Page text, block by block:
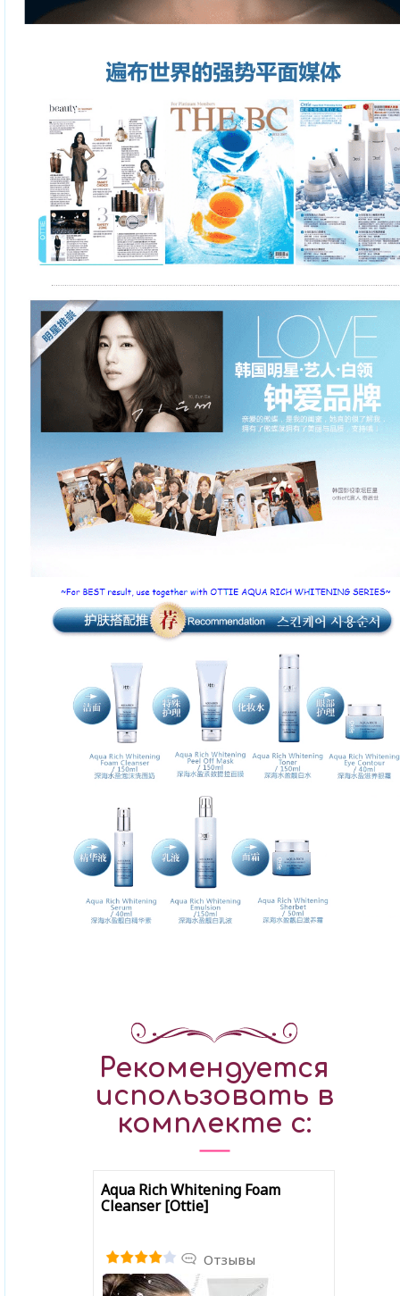
Рекомендуется
использовать в
комплекте с:
Aqua Rich Whitening Foam
Cleanser [Ottie]
Отзывы